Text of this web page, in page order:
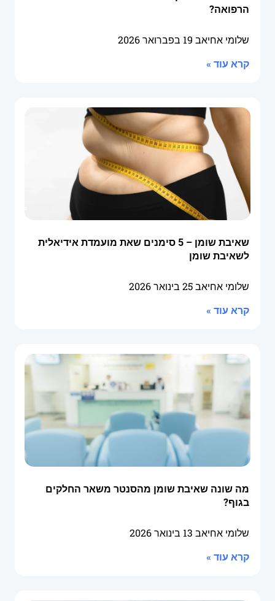
הרפואה?
שלומי אחיאב 19 בפברואר 2026
קרא עוד »
שאיבת שומן – 5 סימנים שאת מועמדת אידיאלית
לשאיבת שומן
שלומי אחיאב25 בינואר 2026
קרא עוד »
מה שונה שאיבת שומן מהסנטר משאר החלקים
בגוף?
שלומי אחיאב 13 בינואר 2026
קרא עוד »